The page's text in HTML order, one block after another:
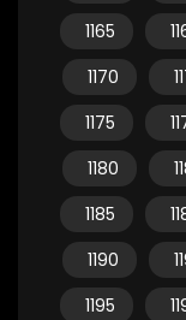
1165
1170
1175
1180
1185
1190
1195